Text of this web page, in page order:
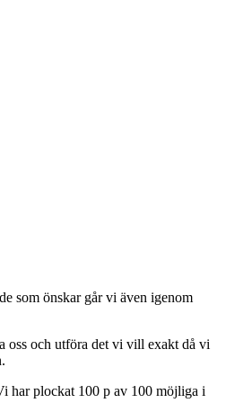
som önskar går vi även igenom
oss och utföra det vi vill exakt då vi
har plockat 100 p av 100 möjliga i